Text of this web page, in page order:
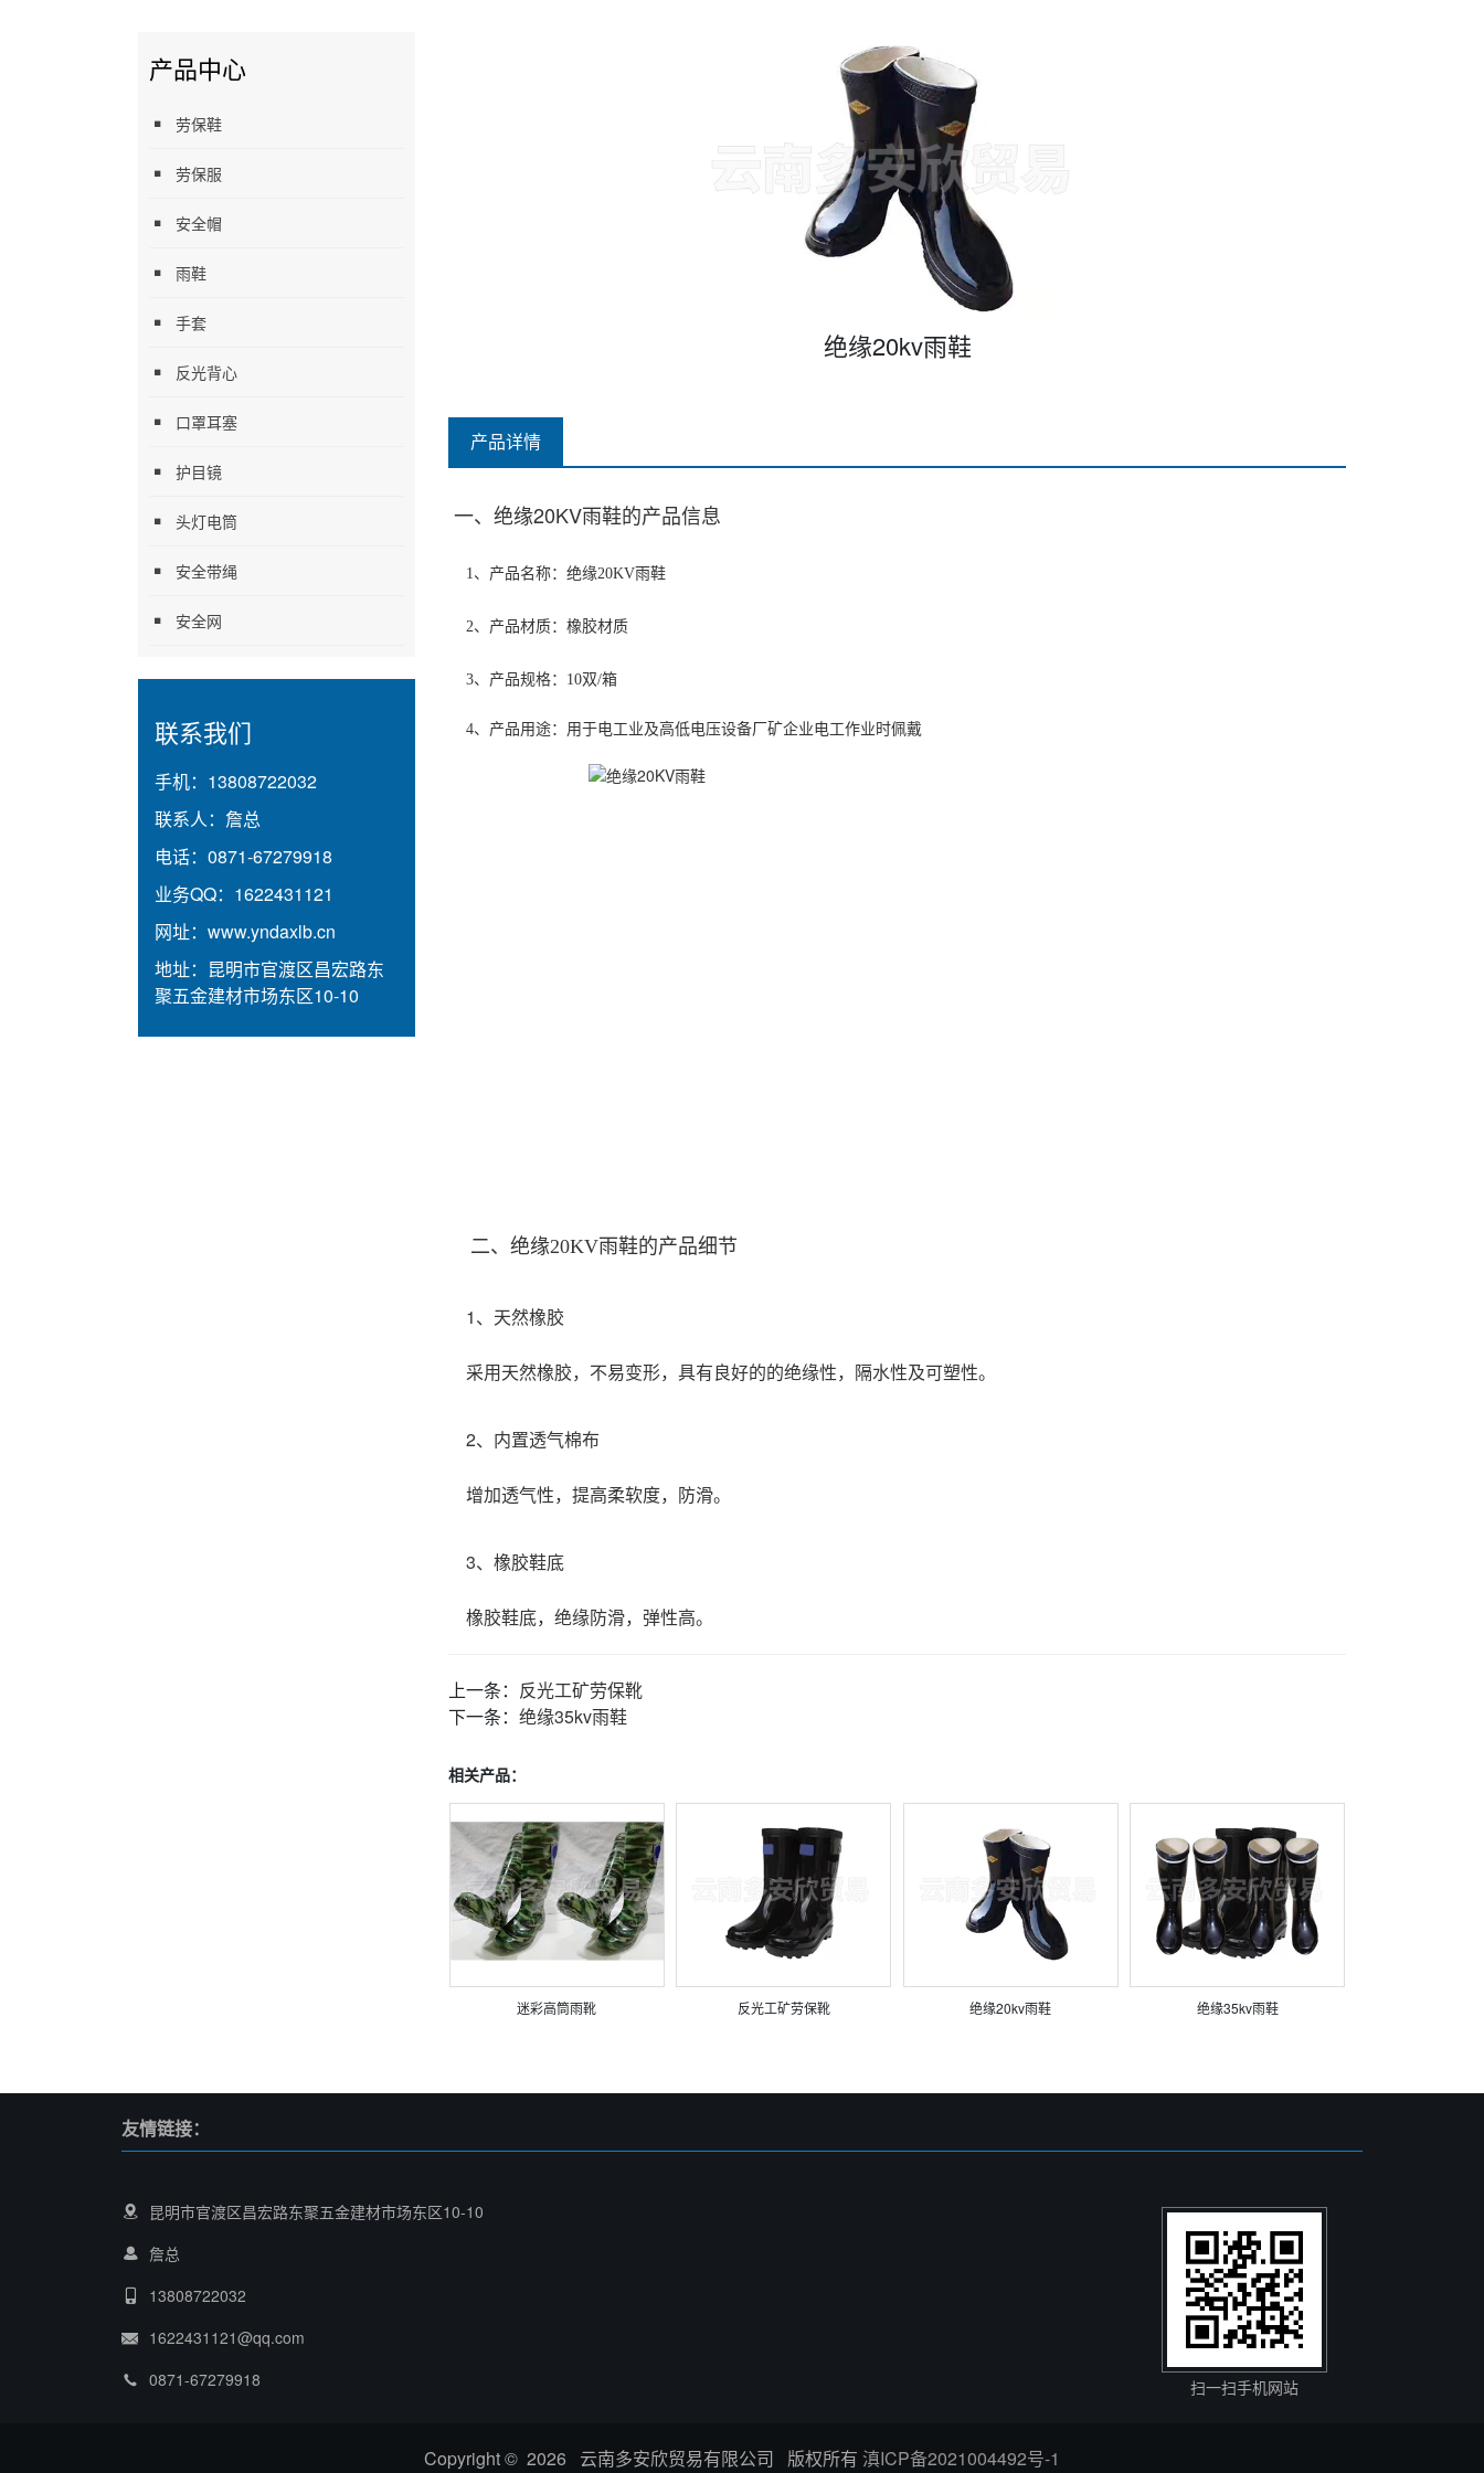
产品中心
劳保鞋
劳保服
安全帽
雨鞋
手套
反光背心
口罩耳塞
护目镜
头灯电筒
安全带绳
安全网
联系我们
手机： 13808722032
联系人： 詹总
电话： 0871-67279918
业务QQ： 1622431121
网址： www.yndaxlb.cn
地址： 昆明市官渡区昌宏路东
聚五金建材市场东区10-10
绝缘20kv雨鞋
产品详情
一、绝缘20KV雨鞋的产品信息
1、产品名称：绝缘20KV雨鞋
2、产品材质：橡胶材质
3、产品规格：10双/箱
4、产品用途：用于电工业及高低电压设备厂矿企业电工作业时佩戴
二、绝缘20KV雨鞋的产品细节
1、天然橡胶
采用天然橡胶，不易变形，具有良好的的绝缘性，隔水性及可塑性。
2、内置透气棉布
增加透气性，提高柔软度，防滑。
3、橡胶鞋底
橡胶鞋底，绝缘防滑，弹性高。
上一条： 反光工矿劳保靴
下一条： 绝缘35kv雨鞋
相关产品：
迷彩高筒雨靴 反光工矿劳保靴 绝缘20kv雨鞋 绝缘35kv雨鞋
友情链接：
昆明市官渡区昌宏路东聚五金建材市场东区10-10
詹总
13808722032
1622431121@qq.com
0871-67279918
扫一扫手机网站
Copyright © 2026 云南多安欣贸易有限公司 版权所有 滇ICP备2021004492号-1